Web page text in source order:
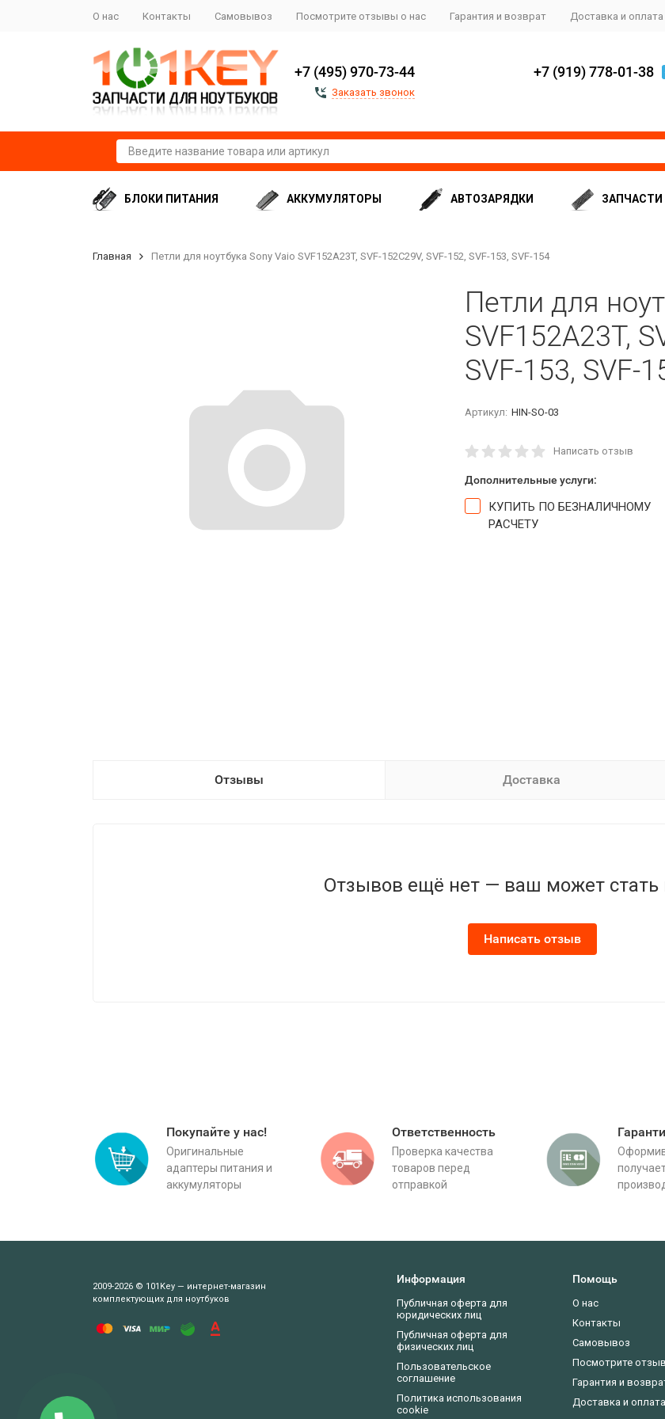
О нас Контакты Самовывоз Посмотрите отзывы о нас Гарантия и возврат Доставка и оплата
+7 (495) 970-73-44
Заказать звонок
+7 (919) 778-01-38
БЛОКИ ПИТАНИЯ АККУМУЛЯТОРЫ АВТОЗАРЯДКИ
Главная Петли для ноутбука Sony Vaio SVF152A23T, SVF-152C29V, SVF-152, SVF-153, SVF-154
Петли для
SVF152A23T,
SVF-153, SVF-
Артикул: HIN-SO-03
Написать отзыв
Дополнительные услуги:
КУПИТЬ ПО БЕЗНАЛИЧНОМУ
РАСЧЕТУ
Отзывы Доставка
Отзывов ещё нет — ваш может
Написать отзыв
Покупайте у нас!
Оригинальные
адаптеры питания и
аккумуляторы
Ответственность
Проверка качества
товаров перед
отправкой
2009-2026 © 101Key — интернет-магазин
комплектующих для ноутбуков
Информация
Публичная оферта для
юридических лиц
Публичная оферта для
физических лиц
Пользовательское
соглашение
Политика использования
cookie
Помощь
О нас
Контакты
Самовывоз
Посмотрите
Гарантия и
Доставка и оплата